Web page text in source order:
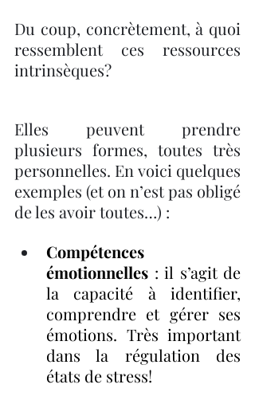
Du coup, concrètement, à quoi
ressemblent ces ressources
intrinsèques?
Elles peuvent prendre
plusieurs formes, toutes très
personnelles. En voici quelques
exemples (et on n’est pas obligé
de les avoir toutes…) :
Compétences
émotionnelles : il s’agit de
la capacité à identifier,
comprendre et gérer ses
émotions. Très important
dans la régulation des
états de stress!